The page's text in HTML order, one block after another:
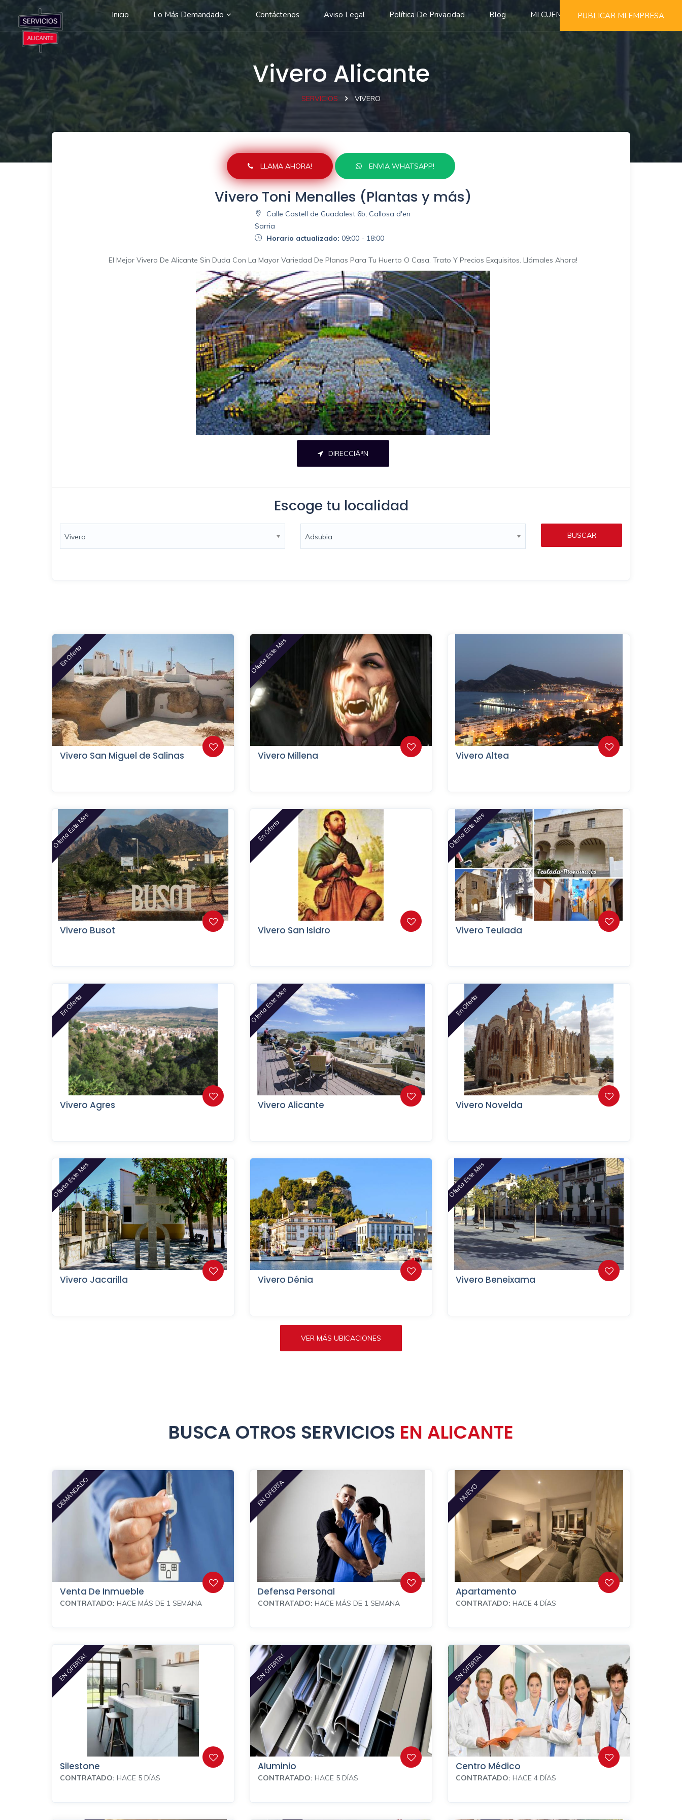
Inicio Lo Más Demandado Contáctenos Aviso Legal Política De Privacidad Blog MI CUENTA PUBLICAR MI EMPRESA
Vivero Alicante
SERVICIOS VIVERO
LLAMA AHORA! ENVIA WHATSAPP!
Vivero Toni Menalles (Plantas y más)
Calle Castell de Guadalest 6b, Callosa d'en
Sarria
Horario actualizado: 09:00 - 18:00
El Mejor Vivero De Alicante Sin Duda Con La Mayor Variedad De Planas Para Tu Huerto O Casa. Trato Y Precios Exquisitos. Llámales Ahora!
DIRECCIÃ³N
Escoge tu localidad
Vivero Adsubia BUSCAR
En Oferta
Vivero San Miguel de Salinas
Oferta Este Mes
Vivero Millena Vivero Altea
Oferta Este Mes
Vivero Busot
En Oferta
Vivero San Isidro
Oferta Este Mes
Vivero Teulada
En Oferta
Vivero Agres
Oferta Este Mes
Vivero Alicante
En Oferta
Vivero Novelda
Oferta Este Mes
Vivero Jacarilla Vivero Dénia
Oferta Este Mes
Vivero Beneixama
VER MÁS UBICACIONES
BUSCA OTROS SERVICIOS EN ALICANTE
DEMANDADO
Venta De Inmueble
CONTRATADO: HACE MÁS DE 1 SEMANA
EN OFERTA
Defensa Personal
CONTRATADO: HACE MÁS DE 1 SEMANA
NUEVO
Apartamento
CONTRATADO: HACE 4 DÍAS
EN OFERTA!
Silestone
CONTRATADO: HACE 5 DÍAS
EN OFERTA!
Aluminio
CONTRATADO: HACE 5 DÍAS
EN OFERTA!
Centro Médico
CONTRATADO: HACE 4 DÍAS